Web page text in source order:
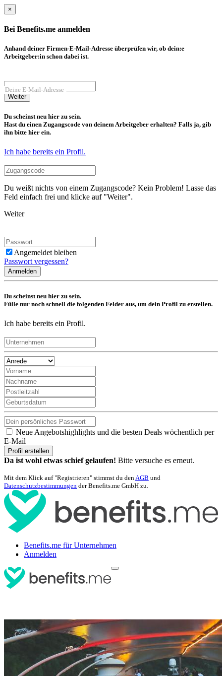
×
Bei Benefits.me anmelden
Anhand deiner Firmen-E-Mail-Adresse überprüfen wir, ob dein:e
Arbeitgeber:in schon dabei ist.
Deine E-Mail-Adresse
Weiter
Du scheinst neu hier zu sein.
Hast du einen Zugangscode von deinem Arbeitgeber erhalten? Falls ja, gib
ihn bitte hier ein.
Ich habe bereits ein Profil.
Du weißt nichts von einem Zugangscode? Kein Problem! Lasse das
Feld einfach frei und klicke auf "Weiter".
Weiter
Angemeldet bleiben
Passwort vergessen?
Anmelden
Du scheinst neu hier zu sein.
Fülle nur noch schnell die folgenden Felder aus, um dein Profil zu erstellen.
Ich habe bereits ein Profil.
Neue Angebotshighlights und die besten Deals wöchentlich per
E-Mail
Profil erstellen
Da ist wohl etwas schief gelaufen! Bitte versuche es erneut.
Mit dem Klick auf "Registrieren" stimmst du denAGB und
Datenschutzbestimmungen der Benefits.me GmbH zu.
Benefits.me für Unternehmen
Anmelden